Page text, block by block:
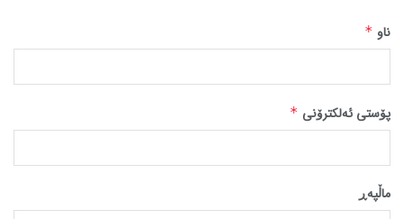
ناو *
پۆستی ئەلکترۆنی *
ماڵپه‌ڕ